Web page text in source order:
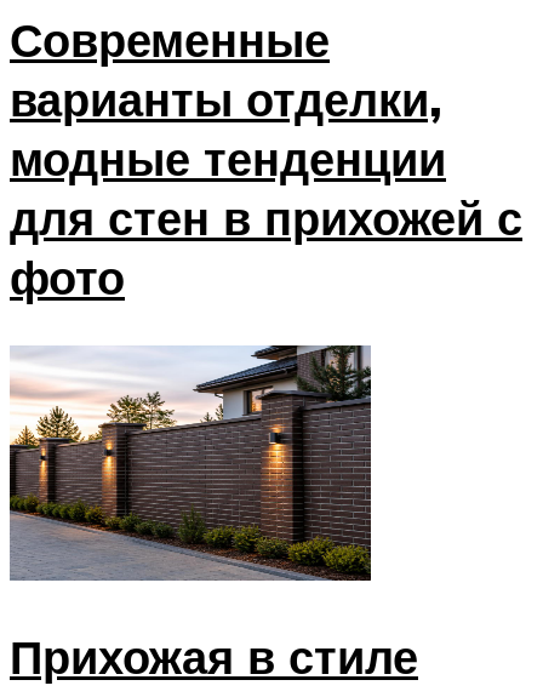
Современные
варианты отделки,
модные тенденции
для стен в прихожей с
фото
Прихожая в стиле